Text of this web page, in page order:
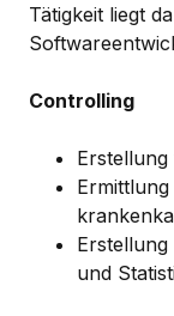
Tätigkeit liegt
Controlling
und